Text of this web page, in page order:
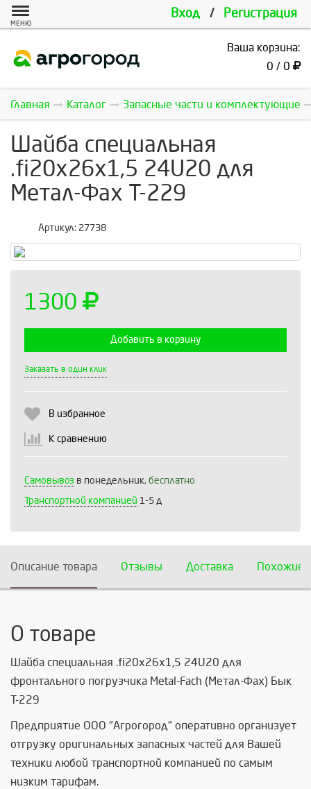
Вход / Регистрация
МЕНЮ
Ваша корзина:
0 / 0
Главная Каталог Запасные части и комплектующие
Шайба специальная
.fi20x26x1,5 24U20 для
Метал-Фах Т-229
Артикул: 27738
1300
Добавить в корзину
Заказать в один клик
В избранное
К сравнению
Самовывоз в понедельник, бесплатно
Транспортной компанией 1-5 д
Описание товара Отзывы Доставка Похожие
О товаре
Шайба специальная .fi20x26x1,5 24U20 для
фронтального погрузчика Metal-Fach (Метал-Фах) Бык
Т-229
Предприятие ООО "Агрогород" оперативно организует
отгрузку оригинальных запасных частей для Вашей
техники любой транспортной компанией по самым
низким тарифам.